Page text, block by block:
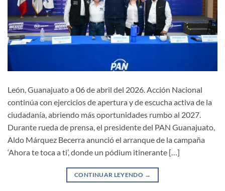
León, Guanajuato a 06 de abril del 2026. Acción Nacional
continúa con ejercicios de apertura y de escucha activa de la
ciudadanía, abriendo más oportunidades rumbo al 2027.
Durante rueda de prensa, el presidente del PAN Guanajuato,
Aldo Márquez Becerra anunció el arranque de la campaña
‘Ahora te toca a ti’, donde un pódium itinerante […]
CONTINUAR LEYENDO →